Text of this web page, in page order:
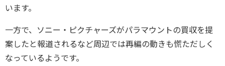
います。
一方で、ソニー・ピクチャーズがパラマウントの買収を提
案したと報道されるなど周辺では再編の動きも慌ただしく
なっているようです。